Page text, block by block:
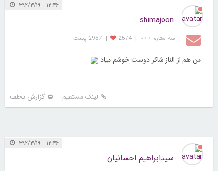
۱۲:۳۶ ۱۳۹۲/۳/۱۹
shimajoon
سه ستاره ⋆⋆⋆ |
2574
| 2957 پست
من هم از الناز شاكر دوست خوشم مياد
لینک مستقیم گزارش تخلف
۱۲:۳۶ ۱۳۹۲/۳/۱۹
سيدابراهيم احسانيان